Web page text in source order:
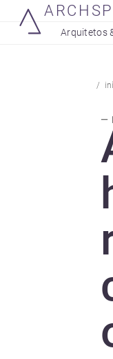
Arquitetos
—